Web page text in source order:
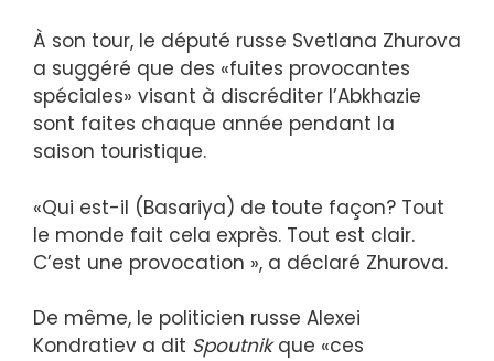
À son tour, le député russe Svetlana Zhurova
a suggéré que des «fuites provocantes
spéciales» visant à discréditer l’Abkhazie
sont faites chaque année pendant la
saison touristique.
«Qui est-il (Basariya) de toute façon? Tout
le monde fait cela exprès. Tout est clair.
C’est une provocation », a déclaré Zhurova.
De même, le politicien russe Alexei
Kondratiev a dit Spoutnikque «ces